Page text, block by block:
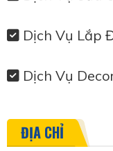
Dịch Vụ Lắp
Dịch Vụ
ĐỊA CHỈ